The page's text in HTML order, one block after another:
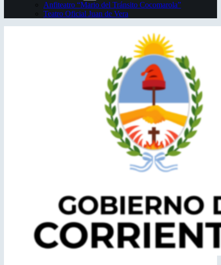
Anfiteatro “Mario del Tránsito Cocomarola”
Teatro Oficial Juan de Vera